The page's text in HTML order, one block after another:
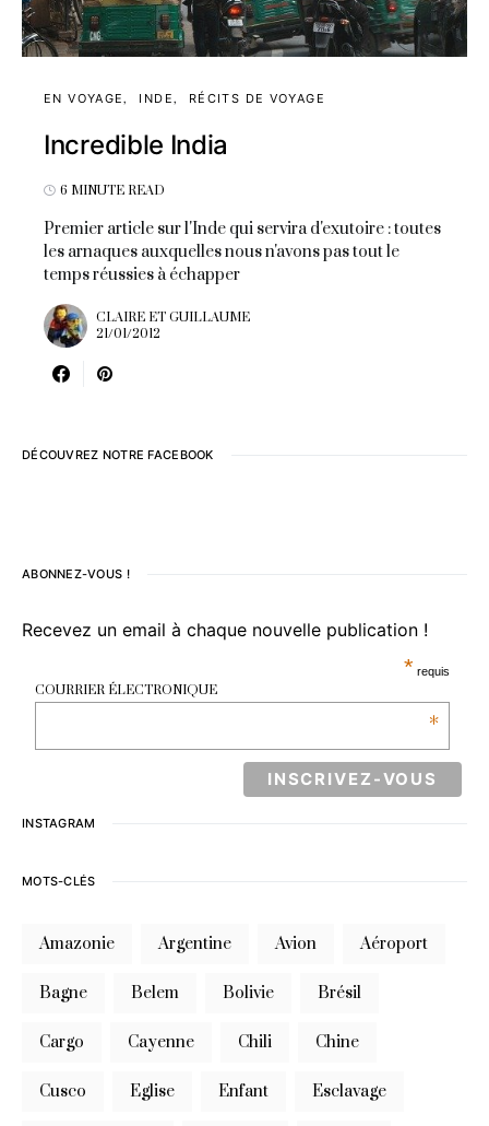
EN VOYAGE INDE RÉCITS DE VOYAGE
Incredible India
6 MINUTE READ
Premier article sur l'Inde qui servira d'exutoire : toutes
les arnaques auxquelles nous n'avons pas tout le
temps réussies à échapper
CLAIRE ET GUILLAUME
21/01/2012
DÉCOUVREZ NOTRE FACEBOOK
ABONNEZ-VOUS !
Recevez un email à chaque nouvelle publication !
* requis
COURRIER ÉLECTRONIQUE
*
INSTAGRAM
MOTS-CLÉS
Amazonie Argentine Avion Aéroport
Bagne Belem Bolivie Brésil
Cargo Cayenne Chili Chine
Cusco Eglise Enfant Esclavage